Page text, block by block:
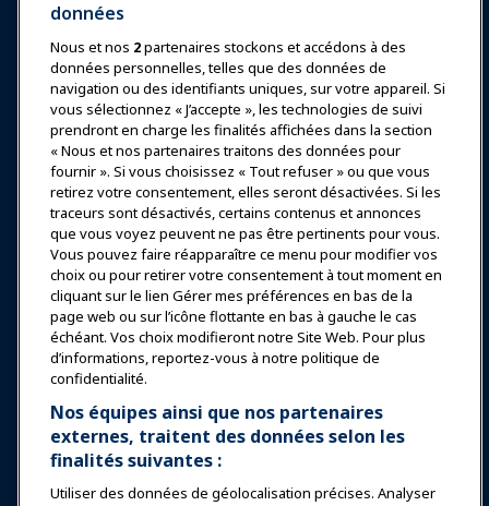
Se connecter Rejoindre maintenant
Récompenses Carrières
Contact
Expositions et Événements
Nouvelles & Funworld
Éducation
Sécurité & Protection
Plaidoyer
Recherche & Rapports
données
Nous et nos 2partenaires stockons et accédons à des
données personnelles, telles que des données de
navigation ou des identifiants uniques, sur votre appareil. Si
vous sélectionnez « J’accepte », les technologies de suivi
prendront en charge les finalités affichées dans la section
« Nous et nos partenaires traitons des données pour
fournir ». Si vous choisissez « Tout refuser » ou que vous
retirez votre consentement, elles seront désactivées. Si les
traceurs sont désactivés, certains contenus et annonces
que vous voyez peuvent ne pas être pertinents pour vous.
Vous pouvez faire réapparaître ce menu pour modifier vos
choix ou pour retirer votre consentement à tout moment en
cliquant sur le lien Gérer mes préférences en bas de la
page web ou sur l’icône flottante en bas à gauche le cas
échéant. Vos choix modifieront notre Site Web. Pour plus
d’informations, reportez-vous à notre politique de
confidentialité.
Nos équipes ainsi que nos partenaires
externes, traitent des données selon les
finalités suivantes :
Utiliser des données de géolocalisation précises. Analyser